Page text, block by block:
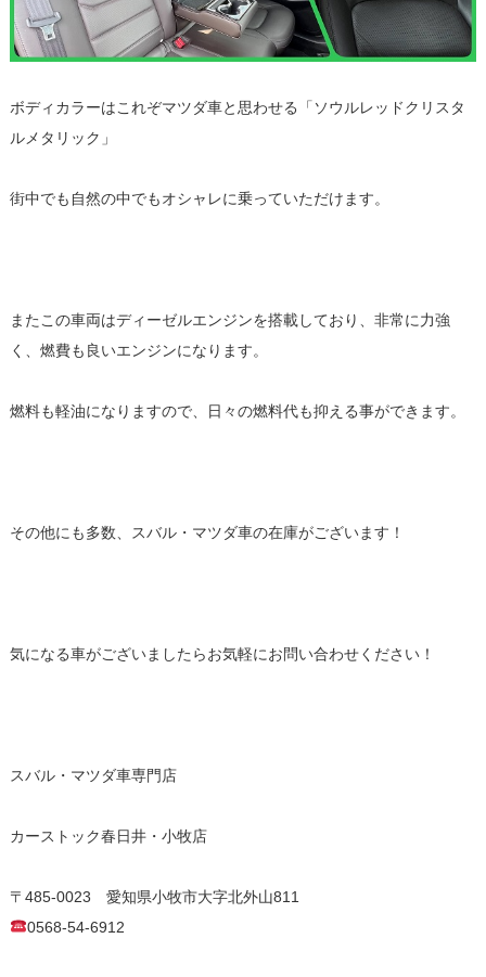
ボディカラーはこれぞマツダ車と思わせる「ソウルレッドクリスタ
ルメタリック」
街中でも自然の中でもオシャレに乗っていただけます。
またこの車両はディーゼルエンジンを搭載しており、非常に力強
く、燃費も良いエンジンになります。
燃料も軽油になりますので、日々の燃料代も抑える事ができます。
その他にも多数、スバル・マツダ車の在庫がございます！
気になる車がございましたらお気軽にお問い合わせください！
スバル・マツダ車専門店
カーストック春日井・小牧店
〒485-0023 愛知県小牧市大字北外山811
0568-54-6912